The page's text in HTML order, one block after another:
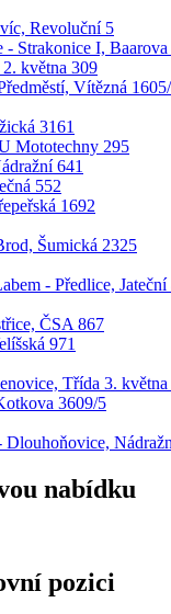
Revoluční 5
- Strakonice I,
2. května 309
Vítězná
3161
Mototechny 295
641
552
1692
Šumická 2325
- Předlice,
ČSA 867
971
Třída 3. května
3609/5
Dlouhoňovice,
nabídku
pozici